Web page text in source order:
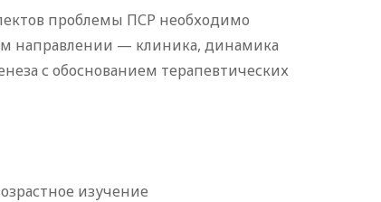
проблемы ПСР необходимо
направлении — клиника, динамика
с обоснованием терапевтических
изучение